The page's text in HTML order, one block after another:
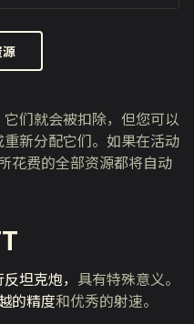
们就会被扣除，但您可以
新分配它们。如果在活动
花费的全部资源都将自动
坦克炮， 具有特殊意义。
的精度和优秀的射速。